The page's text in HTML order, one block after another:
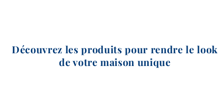
Découvrez les produits pour rendre le look
de votre maison unique